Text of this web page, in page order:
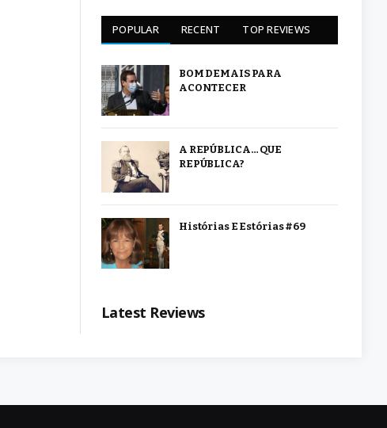
POPULAR RECENT TOP REVIEWS
BOM DEMAIS PARA
ACONTECER
A REPÚBLICA… QUE
REPÚBLICA?
Histórias E Estórias #69
Latest Reviews